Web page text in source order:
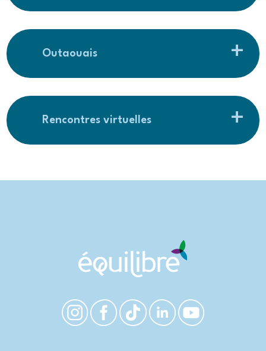
Outaouais
Rencontres virtuelles